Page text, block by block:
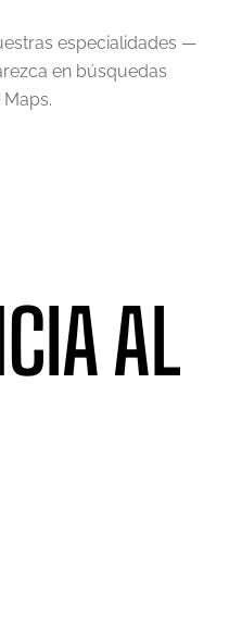
especialidades —
en búsquedas
AL